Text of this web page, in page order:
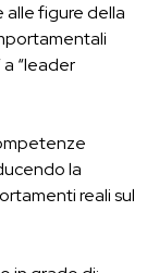
alle figure della
“leader
la
reali sul